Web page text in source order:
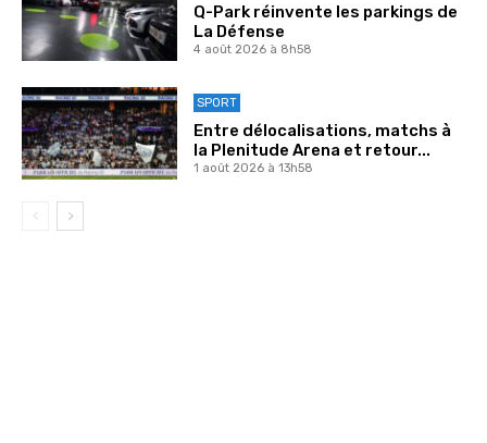
Q-Park réinvente les parkings de
La Défense
4 août 2026 à 8h58
SPORT
Entre délocalisations, matchs à
la Plenitude Arena et retour...
1 août 2026 à 13h58